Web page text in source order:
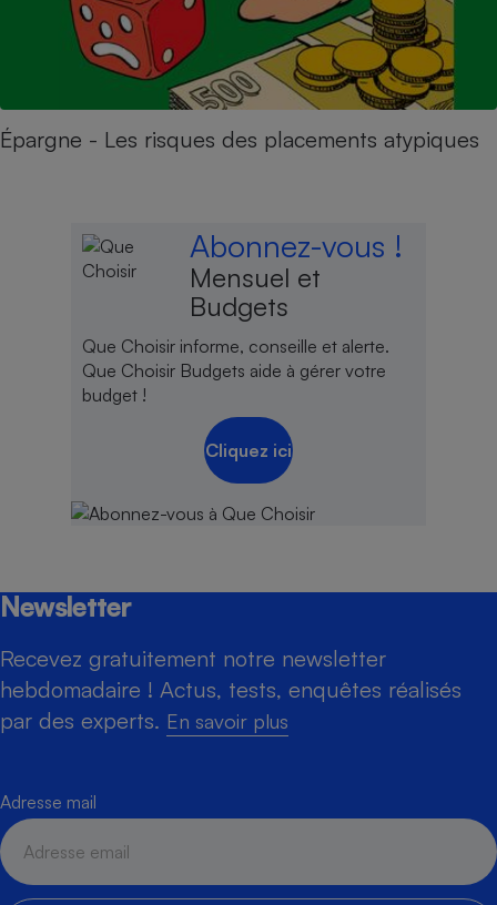
Épargne - Les risques des placements atypiques
Abonnez-vous !
Mensuel et
Budgets
Que Choisir informe, conseille et alerte.
Que Choisir Budgets aide à gérer votre
budget !
Cliquez ici
Newsletter
Recevez gratuitement notre newsletter
hebdomadaire ! Actus, tests, enquêtes réalisés
par des experts. En savoir plus
Adresse mail